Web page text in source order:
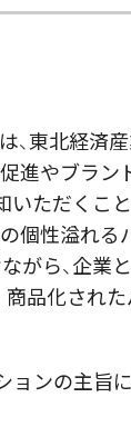
、東北経
促進やブ
ただくこ
個性溢れ
がら、企
品化され
ョンの主